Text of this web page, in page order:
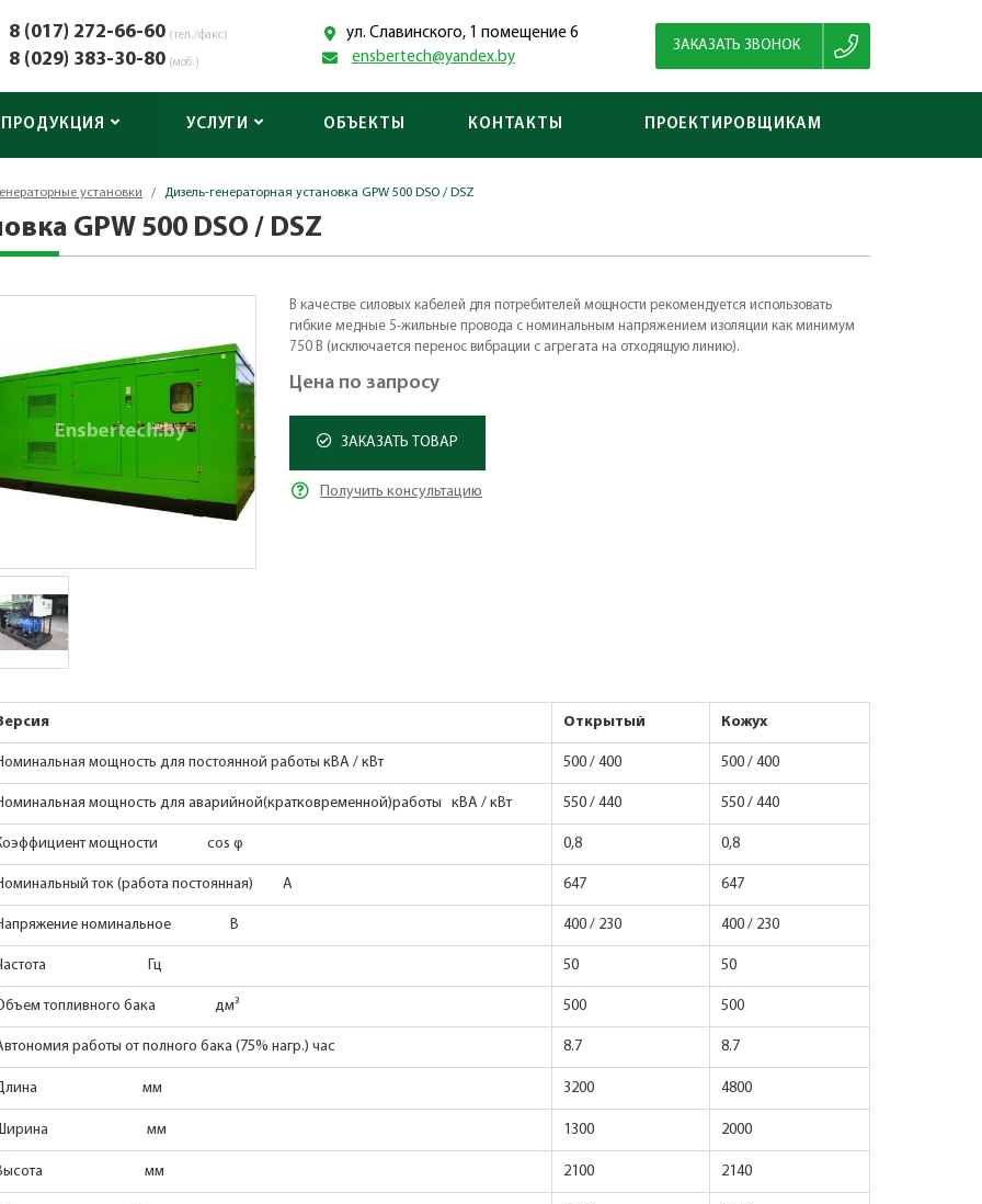
8 (017) 272-66-60 (тел./факс)
8 (029) 383-30-80 (моб.)
ул. Славинского, 1 помещение 6
ensbertech@yandex.by
ЗАКАЗАТЬ ЗВОНОК
ПРОДУКЦИЯ УСЛУГИ ОБЪЕКТЫ КОНТАКТЫ ПРОЕКТИРОВЩИКАМ
установки / Дизель-генераторная установка GPW 500 DSO / DSZ
GPW 500 DSO / DSZ
В качестве силовых кабелей для потребителей мощности рекомендуется использовать
гибкие медные 5-жильные провода с номинальным напряжением изоляции как минимум
750 В (исключается перенос вибрации с агрегата на отходящую линию).
Цена по запросу
ЗАКАЗАТЬ ТОВАР
Получить консультацию
Открытый Кожух
мощность для постоянной работы кВА / кВт 500 / 400 500 / 400
мощность для аварийной(кратковременной)работы кВА / кВт 550 / 440 550 / 440
мощности cos φ 0,8 0,8
ток (работа постоянная) A 647 647
номинальное В 400 / 230 400 / 230
Гц 50 50
топливного бака дм³ 500 500
работы от полного бака (75% нагр.) час 8.7 8.7
мм 3200 4800
мм 1300 2000
мм 2100 2140